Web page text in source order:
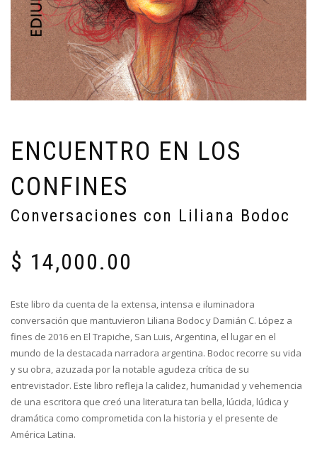
ENCUENTRO EN LOS
CONFINES
Conversaciones con Liliana Bodoc
$ 14,000.00
Este libro da cuenta de la extensa, intensa e iluminadora
conversación que mantuvieron Liliana Bodoc y Damián C. López a
fines de 2016 en El Trapiche, San Luis, Argentina, el lugar en el
mundo de la destacada narradora argentina. Bodoc recorre su vida
y su obra, azuzada por la notable agudeza crítica de su
entrevistador. Este libro refleja la calidez, humanidad y vehemencia
de una escritora que creó una literatura tan bella, lúcida, lúdica y
dramática como comprometida con la historia y el presente de
América Latina.